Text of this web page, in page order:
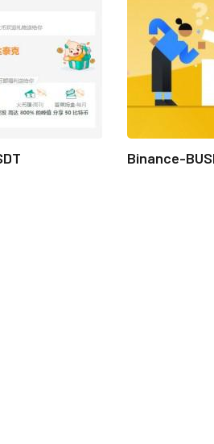
Binance-